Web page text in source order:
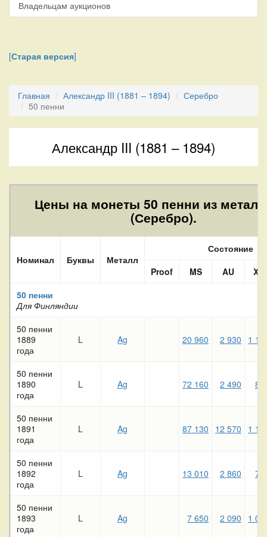
Владельцам аукционов
[Старая версия]
Главная Александр III (1881 – 1894)
Серебро
50 пенни
Александр III (1881 – 1894)
Цены на монеты 50 пенни из
(Серебро).
Номинал Буквы Металл
Состояние
Proof
MS AU
XF
50 пенни
Для Финляндии
50 пенни
1889
года
L Ag 20 960 2 930 1
50 пенни
1890
года
L Ag 72 160 2 490
50 пенни
1891
года
L Ag 87 130 12 570 1
50 пенни
1892
года
L Ag 13 010 2 860
50 пенни
1893
года
L Ag 7 650 2 090 1